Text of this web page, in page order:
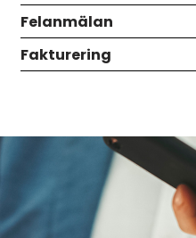
Felanmälan
Fakturering